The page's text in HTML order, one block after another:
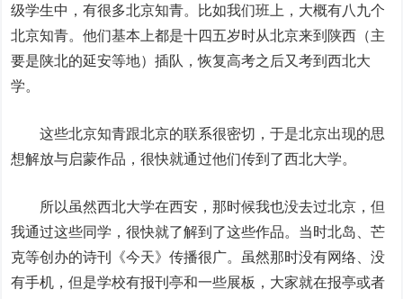
级学生中，有很多北京知青。比如我们班上，大概有八九个
北京知青。他们基本上都是十四五岁时从北京来到陕西（主
要是陕北的延安等地）插队，恢复高考之后又考到西北大
学。
这些北京知青跟北京的联系很密切，于是北京出现的思
想解放与启蒙作品，很快就通过他们传到了西北大学。
所以虽然西北大学在西安，那时候我也没去过北京，但
我通过这些同学，很快就了解到了这些作品。当时北岛、芒
克等创办的诗刊《今天》传播很广。虽然那时没有网络、没
有手机，但是学校有报刊亭和一些展板，大家就在报亭或者